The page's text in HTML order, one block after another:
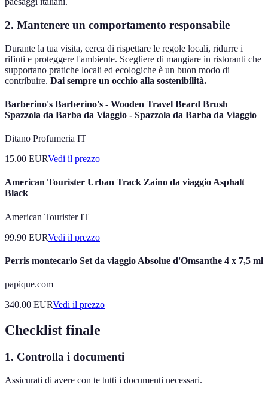
2. Mantenere un comportamento responsabile
Durante la tua visita, cerca di rispettare le regole locali, ridurre i
rifiuti e proteggere l'ambiente. Scegliere di mangiare in ristoranti che
supportano pratiche locali ed ecologiche è un buon modo di
contribuire. Dai sempre un occhio alla sostenibilità.
Barberino's Barberino's - Wooden Travel Beard Brush
Spazzola da Barba da Viaggio - Spazzola da Barba da Viaggio
Ditano Profumeria IT
15.00 EURVedi il prezzo
American Tourister Urban Track Zaino da viaggio Asphalt
Black
American Tourister IT
99.90 EURVedi il prezzo
Perris montecarlo Set da viaggio Absolue d'Omsanthe 4 x 7,5 ml
papique.com
340.00 EURVedi il prezzo
Checklist finale
1. Controlla i documenti
Assicurati di avere con te tutti i documenti necessari.